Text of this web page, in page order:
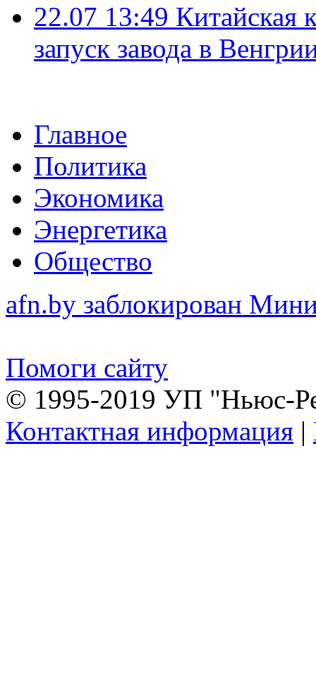
22.07 13:49 Китайская
запуск завода в
Главное
Политика
Экономика
Энергетика
Общество
afn.by заблокирован
Помоги сайту
© 1995-2019 УП "Ньюс-
Контактная информация |